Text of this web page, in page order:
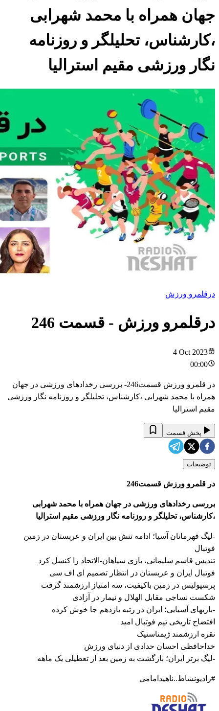
جهان همراه با محمد شهرابی
،کارشناس، تحلیلگر و روزنامه
نگار ورزشی مقیم استرالیا
درقلمرو ورزش
درقلمرو ورزش - قسمت 246
4 Oct 2023
00:00
در قلمرو ورزش قسمت246- بررسی رخدادهای ورزشی در جهان
همراه با محمد شهرابی ،کارشناس، تحلیلگر و روزنامه نگار ورزشی
مقیم استرالیا
پخش قسمت
توضیحات
در قلمرو ورزش قسمت246
بررسی رخدادهای ورزشی در جهان همراه با محمد شهرابی
،کارشناس، تحلیلگر و روزنامه نگار ورزشی مقیم استرالیا
-لیگ قهرمانان آسیا؛ ادامه تنش بین ایران و عربستان در زمین
فوتبال
تندیس قاسم سلیمانی، بازی سپاهان-الاتحاد را کنسل کرد
فوتبال ایران و عربستان در انتظار تصمیم ای اف سی
پرسپولیس در زمین باکیفیت، سه امتیاز ارزشمند گرفت
شکست نساجی مقابل الهلال و نیمار در آزادی
-بازیهای آسیایی؛ ایران در رتبه یازدهم جا خوش کرده
افتضاح تاریخی تیم فوتبال امید
نقره ارزشمند ژیمناستیک
خداحافظی احسان حدادی از دنیای ورزش
-لیگ برتر ایران؛ بازگشت به زمین بعد از تعطیلی یک ماهه
#رادیونشاط..ناهیدامامی